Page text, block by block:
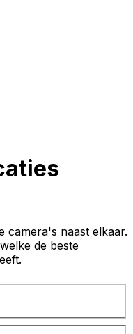
camera's naast elkaar.
de beste